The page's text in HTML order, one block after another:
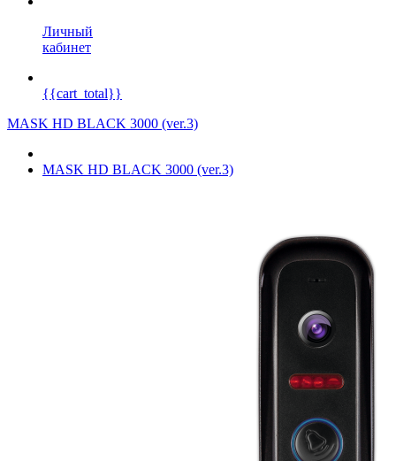
Личный
кабинет
{{cart_total}}
MASK HD BLACK 3000 (ver.3)
MASK HD BLACK 3000 (ver.3)